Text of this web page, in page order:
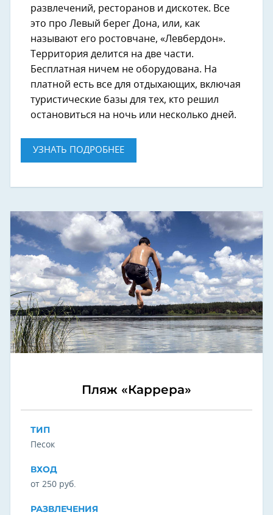
развлечений, ресторанов и дискотек. Все
это про Левый берег Дона, или, как
называют его ростовчане, «‎Левбердон».
Территория делится на две части.
Бесплатная ничем не оборудована. На
платной есть все для отдыхающих, включая
туристические базы для тех, кто решил
остановиться на ночь или несколько дней.
УЗНАТЬ ПОДРОБНЕЕ
Пляж «Каррера»
ТИП
Песок
ВХОД
от 250 руб.
РАЗВЛЕЧЕНИЯ